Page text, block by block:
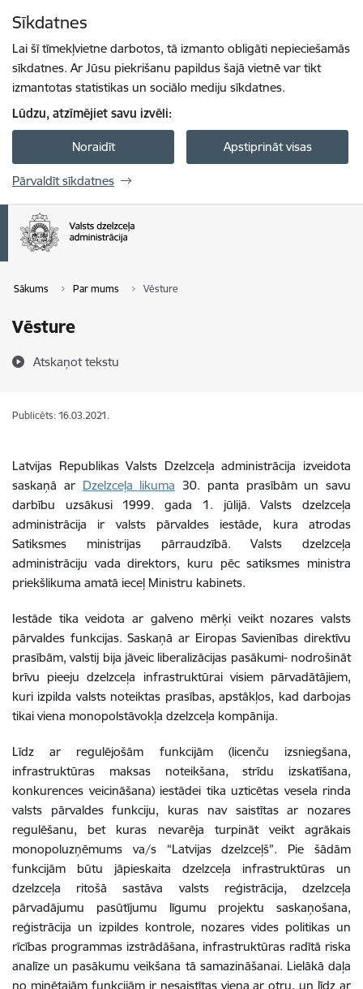
Sīkdatnes
Lai šī tīmekļvietne darbotos, tā izmanto obligāti nepieciešamās
sīkdatnes. Ar Jūsu piekrišanu papildus šajā vietnē var tikt
izmantotas statistikas un sociālo mediju sīkdatnes.
Lūdzu, atzīmējiet savu izvēli:
Noraidīt Apstiprināt visas
Pārvaldīt sīkdatnes
Sākums Par mums Vēsture
Vēsture
Atskaņot tekstu
Publicēts: 16.03.2021.
Latvijas Republikas Valsts Dzelzceļa administrācija izveidota
saskaņā ar Dzelzceļa likuma 30. panta prasībām un savu
darbību uzsākusi 1999. gada 1. jūlijā. Valsts dzelzceļa
administrācija ir valsts pārvaldes iestāde, kura atrodas
Satiksmes ministrijas pārraudzībā. Valsts dzelzceļa
administrāciju vada direktors, kuru pēc satiksmes ministra
priekšlikuma amatā ieceļ Ministru kabinets.
Iestāde tika veidota ar galveno mērķi veikt nozares valsts
pārvaldes funkcijas. Saskaņā ar Eiropas Savienības direktīvu
prasībām, valstij bija jāveic liberalizācijas pasākumi- nodrošināt
brīvu pieeju dzelzceļa infrastruktūrai visiem pārvadātājiem,
kuri izpilda valsts noteiktas prasības, apstākļos, kad darbojas
tikai viena monopolstāvokļa dzelzceļa kompānija.
Līdz ar regulējošām funkcijām (licenču izsniegšana,
infrastruktūras maksas noteikšana, strīdu izskatīšana,
konkurences veicināšana) iestādei tika uzticētas vesela rinda
valsts pārvaldes funkciju, kuras nav saistītas ar nozares
regulēšanu, bet kuras nevarēja turpināt veikt agrākais
monopoluzņēmums va/s “Latvijas dzelzceļš”. Pie šādām
funkcijām būtu jāpieskaita dzelzceļa infrastruktūras un
dzelzceļa ritošā sastāva valsts reģistrācija, dzelzceļa
pārvadājumu pasūtījumu līgumu projektu saskaņošana,
reģistrācija un izpildes kontrole, nozares vides politikas un
rīcības programmas izstrādāšana, infrastruktūras radītā riska
analīze un pasākumu veikšana tā samazināšanai. Lielākā daļa
no minētajām funkcijām ir nesaistītas viena ar otru, un līdz ar